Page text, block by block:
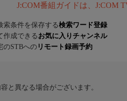
J:COM番組ガイドは、J:COM
索条件を保存する検索ワード登録
作成できる お気に入りチャンネル
のSTBへの リモート録画予約
と異なる場合がございます。